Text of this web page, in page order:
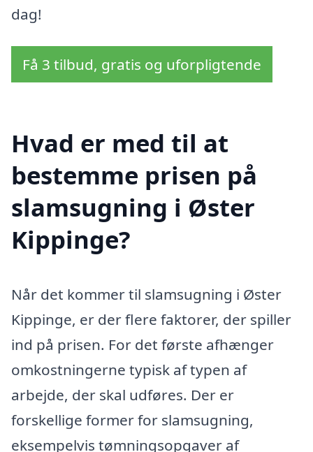
dag!
Få 3 tilbud, gratis og uforpligtende
Hvad er med til at
bestemme prisen på
slamsugning i Øster
Kippinge?
Når det kommer til slamsugning i Øster
Kippinge, er der flere faktorer, der spiller
ind på prisen. For det første afhænger
omkostningerne typisk af typen af
arbejde, der skal udføres. Der er
forskellige former for slamsugning,
eksempelvis tømningsopgaver af